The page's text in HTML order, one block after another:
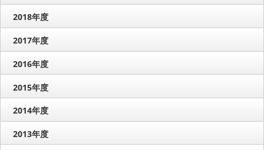
2018年度
2017年度
2016年度
2015年度
2014年度
2013年度